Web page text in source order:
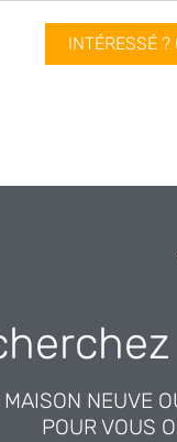
INTÉRESSÉ
MAISON NEUVE
POUR VOUS